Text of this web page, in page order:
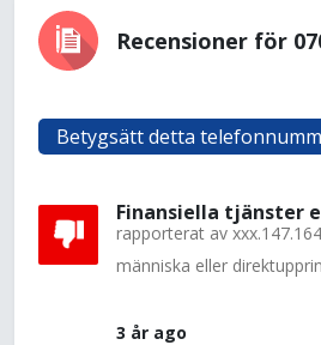
Recensioner för
Betygsätt detta
Finansiella tjänster
rapporterat av
människa eller
3 år ago